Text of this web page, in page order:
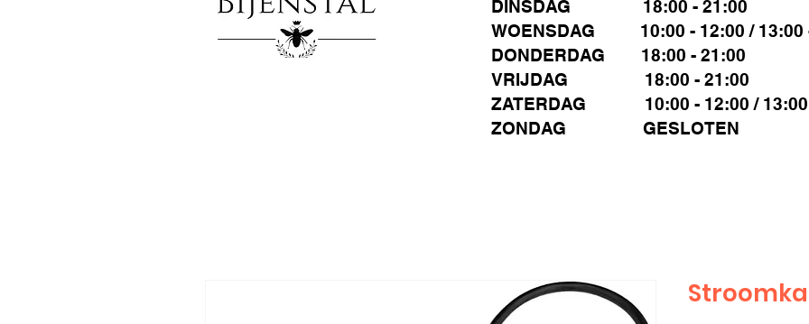
DINSDAG 18:00 - 21:00
WOENSDAG 10:00 - 12:00 / 13:00
DONDERDAG 18:00 - 21:00
VRIJDAG 18:00 - 21:00
ZATERDAG 10:00 - 12:00 / 13:00
ZONDAG GESLOTEN